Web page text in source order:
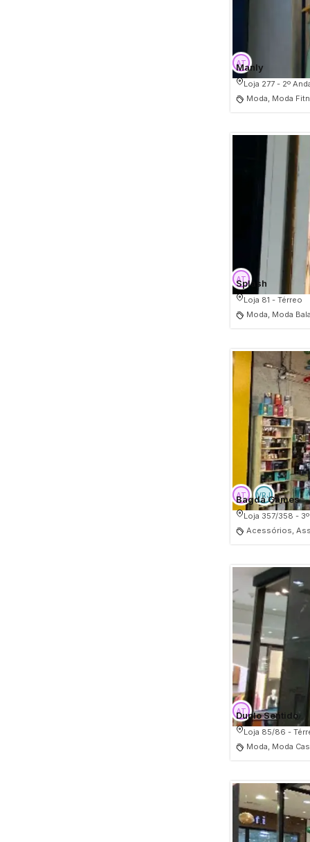
Manly
Loja 277 - 2º
Moda, Moda
Splash
Loja 81 - Térreo
Moda, Moda
Bagdá Games
Loja 357/358 -
Duplo Sentido
Loja 85/86 -
Moda, Moda